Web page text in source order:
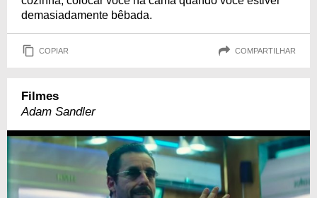
demasiadamente bêbada.
COPIAR COMPARTILHAR
Filmes
Adam Sandler